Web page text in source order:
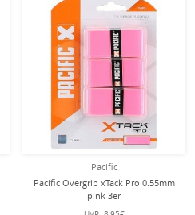
Pacific
Pacific Overgrip xTack Pro 0.55mm
pink 3er